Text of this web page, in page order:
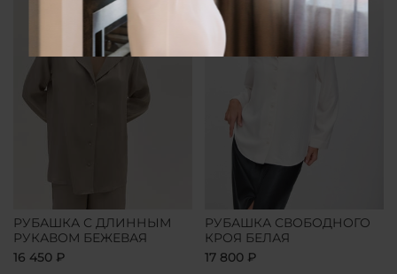
РУБАШКА С ДЛИННЫМ
РУКАВОМ БЕЖЕВАЯ
16 450 ₽
РУБАШКА СВОБОДНОГО
КРОЯ БЕЛАЯ
17 800 ₽